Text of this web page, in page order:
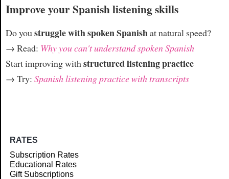
Improve your Spanish listening skills
Do you struggle with spoken Spanishat natural speed?
→ Read: Why you can't understand spoken Spanish
Start improving with structured listening practice
→ Try: Spanish listening practice with transcripts
RATES
Subscription Rates
Educational Rates
Gift Subscriptions